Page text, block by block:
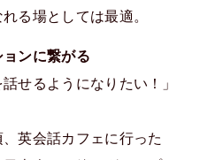
る場としては最適。
ンに繋がる
せるようになりたい！」
英会話カフェに行った